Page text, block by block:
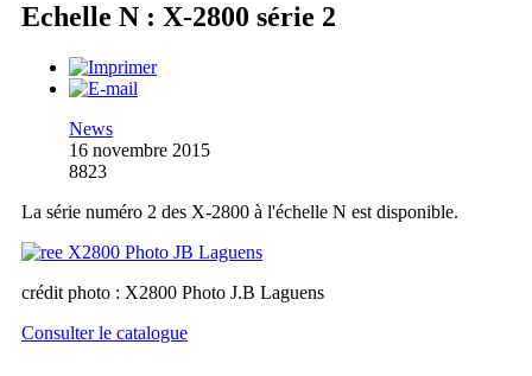
Echelle N : X-2800 série 2
News
16 novembre 2015
8823
La série numéro 2 des X-2800 à l'échelle N est disponible.
crédit photo : X2800 Photo J.B Laguens
Consulter le catalogue